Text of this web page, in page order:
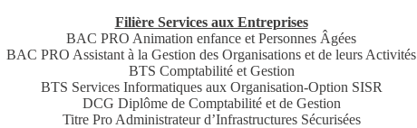
Filière Services aux Entreprises
BAC PRO Animation enfance et Personnes Âgées
BAC PRO Assistant à la Gestion des Organisations et de leurs Activités
BTS Comptabilité et Gestion
BTS Services Informatiques aux Organisation-Option SISR
DCG Diplôme de Comptabilité et de Gestion
Titre Pro Administrateur d’Infrastructures Sécurisées